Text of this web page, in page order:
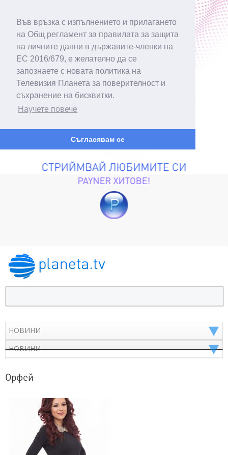
Във връзка с изпълнението и прилагането
на Общ регламент за правилата за защита
на личните данни в държавите-членки на
ЕС 2016/679, е желателно да се
запознаете с новата политика на
Телевизия Планета за поверителност и
съхранение на бисквитки.
Научете повече
Съгласявам се
Орфей